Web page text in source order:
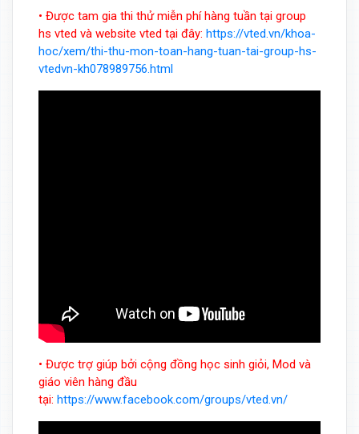
• Được tam gia thi thử miễn phí hàng tuần tại group
hs vted và website vted tại đây: https://vted.vn/khoa-
hoc/xem/thi-thu-mon-toan-hang-tuan-tai-group-hs-
vtedvn-kh078989756.html
• Được trợ giúp bởi cộng đồng học sinh giỏi, Mod và
giáo viên hàng đầu
tại: https://www.facebook.com/groups/vted.vn/